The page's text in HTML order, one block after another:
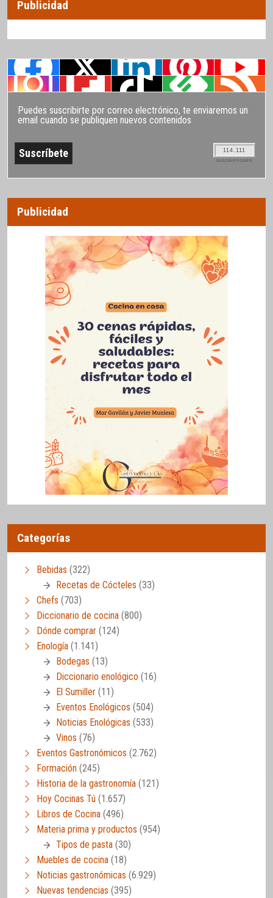
Publicidad
Puedes suscribirte por correo electrónico, te enviaremos un
email cuando se publiquen nuevos contenidos
114.111
SUSCRIPTORES
Publicidad
Categorías
Bebidas (322)
Recetas de Cócteles (33)
Chefs (703)
Diccionario de cocina (800)
Dónde comprar (124)
Enología (1.141)
Bodegas (13)
Diccionario enológico (16)
El Sumiller (11)
Eventos Enológicos (504)
Noticias Enológicas (533)
Vinos (76)
Eventos Gastronómicos (2.762)
Formación (245)
Historia de la gastronomía (121)
Hoy Cocinas Tú (1.657)
Libros de Cocina (496)
Materia prima y productos (954)
Tipos de pasta (30)
Muebles de cocina (18)
Noticias gastronómicas (6.929)
Nuevas tendencias (395)